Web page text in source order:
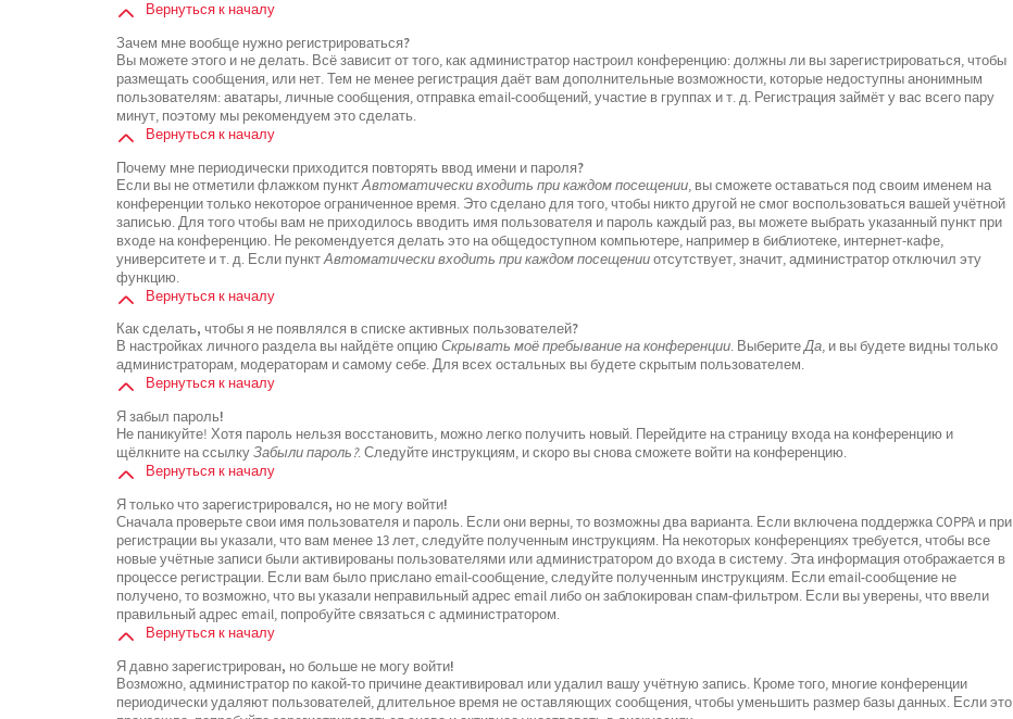
Вернуться к началу
Зачем мне вообще нужно регистрироваться?
Вы можете этого и не делать. Всё зависит от того, как администратор настроил конференцию: должны ли вы зарегистрироваться, чтобы
размещать сообщения, или нет. Тем не менее регистрация даёт вам дополнительные возможности, которые недоступны анонимным
пользователям: аватары, личные сообщения, отправка email-сообщений, участие в группах и т. д. Регистрация займёт у вас всего пару
минут, поэтому мы рекомендуем это сделать.
Вернуться к началу
Почему мне периодически приходится повторять ввод имени и пароля?
Если вы не отметили флажком пунктАвтоматически входить при каждом посещении, вы сможете оставаться под своим именем на
конференции только некоторое ограниченное время. Это сделано для того, чтобы никто другой не смог воспользоваться вашей учётной
записью. Для того чтобы вам не приходилось вводить имя пользователя и пароль каждый раз, вы можете выбрать указанный пункт при
входе на конференцию. Не рекомендуется делать это на общедоступном компьютере, например в библиотеке, интернет-кафе,
университете и т. д. Если пунктАвтоматически входить при каждом посещенииотсутствует, значит, администратор отключил эту
функцию.
Вернуться к началу
Как сделать, чтобы я не появлялся в списке активных пользователей?
В настройках личного раздела вы найдёте опциюСкрывать моё пребывание на конференции. ВыберитеДа, и вы будете видны только
администраторам, модераторам и самому себе. Для всех остальных вы будете скрытым пользователем.
Вернуться к началу
Я забыл пароль!
Не паникуйте! Хотя пароль нельзя восстановить, можно легко получить новый. Перейдите на страницу входа на конференцию и
щёлкните на ссылкуЗабыли пароль?. Следуйте инструкциям, и скоро вы снова сможете войти на конференцию.
Вернуться к началу
Я только что зарегистрировался, но не могу войти!
Сначала проверьте свои имя пользователя и пароль. Если они верны, то возможны два варианта. Если включена поддержка COPPA и при
регистрации вы указали, что вам менее 13 лет, следуйте полученным инструкциям. На некоторых конференциях требуется, чтобы все
новые учётные записи были активированы пользователями или администратором до входа в систему. Эта информация отображается в
процессе регистрации. Если вам было прислано email-сообщение, следуйте полученным инструкциям. Если email-сообщение не
получено, то возможно, что вы указали неправильный адрес email либо он заблокирован спам-фильтром. Если вы уверены, что ввели
правильный адрес email, попробуйте связаться с администратором.
Вернуться к началу
Я давно зарегистрирован, но больше не могу войти!
Возможно, администратор по какой-то причине деактивировал или удалил вашу учётную запись. Кроме того, многие конференции
периодически удаляют пользователей, длительное время не оставляющих сообщения, чтобы уменьшить размер базы данных. Если это